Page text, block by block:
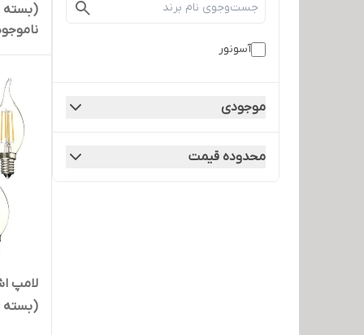
آسونور
موجودی
محدوده قیمت
(بسته 10 عددی)
(بسته 6 عددی)